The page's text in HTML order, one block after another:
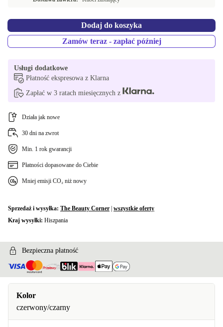
Dodaj do koszyka
Zamów teraz - zapłać później
Usługi dodatkowe
Płatność ekspresowa z Klarna
Zapłać w 3 ratach miesięcznych z
Działa jak nowe
30 dni na zwrot
Min. 1 rok gwarancji
Płatności dopasowane do Ciebie
Mniej emisji CO₂ niż nowy
Sprzedaż i wysyłka: The Beauty Corner wszystkie oferty
Kraj wysyłki: Hiszpania
Bezpieczna płatność
Kolor
czerwony/czarny